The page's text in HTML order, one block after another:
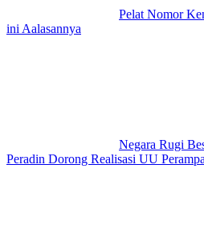
Pelat Nomor
ini Aalasannya
Negara Rugi
Peradin Dorong Realisasi UU